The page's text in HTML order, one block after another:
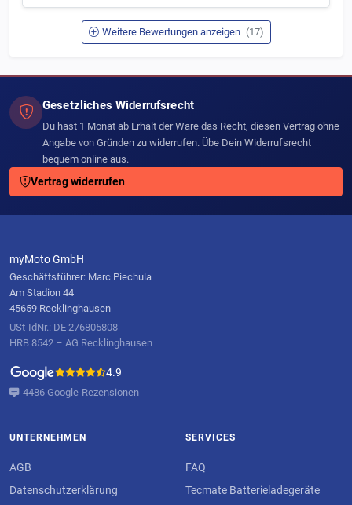
Weitere Bewertungen anzeigen (17)
Gesetzliches Widerrufsrecht
Du hast 1 Monat ab Erhalt der Ware das Recht, diesen Vertrag ohne
Angabe von Gründen zu widerrufen. Übe Dein Widerrufsrecht
bequem online aus.
Vertrag widerrufen
myMoto GmbH
Geschäftsführer: Marc Piechula
Am Stadion 44
45659 Recklinghausen
USt-IdNr.: DE 276805808
HRB 8542 – AG Recklinghausen
4.9
4486 Google-Rezensionen
UNTERNEHMEN
AGB
Datenschutzerklärung
SERVICES
FAQ
Tecmate Batterieladegeräte